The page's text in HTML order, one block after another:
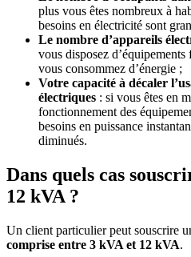
plus vous êtes nombreux à
besoins en électricité sont
Le nombre d’appareils
vous disposez
vous consommez d’énergie ;
Votre capacité à décaler
électriques : si vous êtes en
fonctionnement des
besoins en puissance
diminués.
Dans quels cas
12 kVA ?
Un client particulier peut souscrire
comprise entre 3 kVA et 12 kVA.